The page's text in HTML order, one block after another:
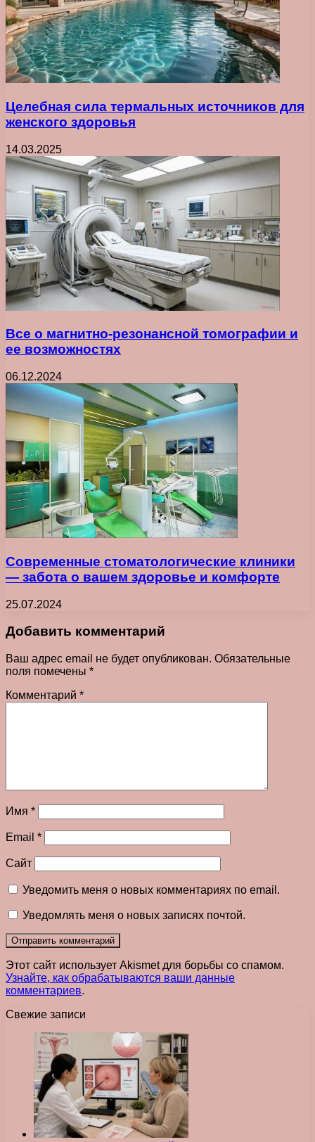
Целебная сила термальных источников для
женского здоровья
14.03.2025
Все о магнитно-резонансной томографии и
ее возможностях
06.12.2024
Современные стоматологические клиники
— забота о вашем здоровье и комфорте
25.07.2024
Добавить комментарий
Ваш адрес email не будет опубликован. Обязательные
поля помечены *
Комментарий *
Имя *
Email *
Сайт
Уведомить меня о новых комментариях по email.
Уведомлять меня о новых записях почтой.
Этот сайт использует Akismet для борьбы со спамом.
Узнайте, как обрабатываются ваши данные
комментариев.
Свежие записи